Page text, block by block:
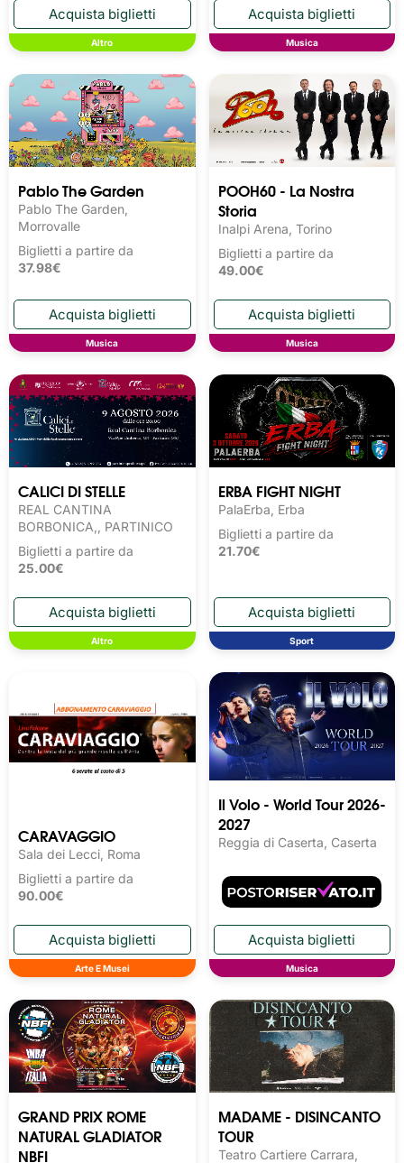
Altro Musica
Pablo The Garden
Pablo The Garden,
Morrovalle
Biglietti a partire da
37.98€
Musica
POOH60 - La Nostra
Storia
Inalpi Arena, Torino
Biglietti a partire da
49.00€
Musica
CALICI DI STELLE
REAL CANTINA
BORBONICA,, PARTINICO
Biglietti a partire da
25.00€
Altro
ERBA FIGHT NIGHT
PalaErba, Erba
Biglietti a partire da
21.70€
Sport
CARAVAGGIO
Sala dei Lecci, Roma
Biglietti a partire da
90.00€
Arte E Musei
Il Volo - World Tour 2026-
2027
Reggia di Caserta, Caserta
Musica
GRAND PRIX ROME
NATURAL GLADIATOR
NBFI
MADAME - DISINCANTO
TOUR
Teatro Cartiere Carrara,